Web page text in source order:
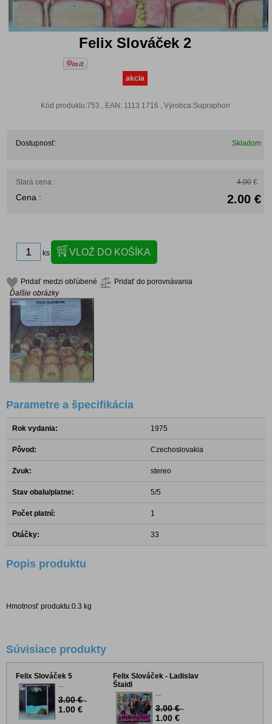
Felix Slováček 2
akcia
Kód produktu:753 , EAN: 1113 1716 , Výrobca:Supraphon
Dostupnosť: Skladom
Stará cena : 4.00€
Cena : 2.00 €
ks
Pridať medzi obľúbené
Pridať do porovnávania
Ďalšie obrázky
Parametre a špecifikácia
Rok vydania: 1975
Pôvod: Czechoslovakia
Zvuk: stereo
Stav obalu/platne: 5/5
Počet platní: 1
Otáčky: 33
Popis produktu
Hmotnosť produktu:0.3 kg
Súvisiace produkty
Felix Slováček 5
...
3.00 €
1.00 €
Felix Slováček - Ladislav
Štaidl
...
3.00 €
1.00 €